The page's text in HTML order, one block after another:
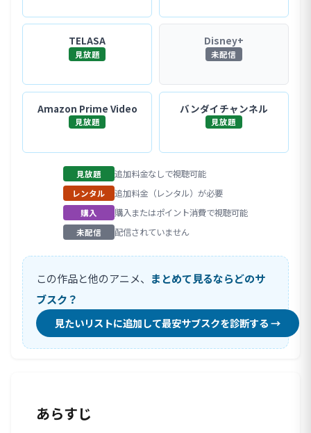
TELASA
見放題
Disney+
未配信
Amazon Prime Video
見放題
バンダイチャンネル
見放題
見放題 追加料金なしで視聴可能
レンタル 追加料金（レンタル）が必要
購入 購入またはポイント消費で視聴可能
未配信 配信されていません
この作品と他のアニメ、 まとめて見るならどのサ
ブスク？
見たいリストに追加して最安サブスクを診断する →
あらすじ